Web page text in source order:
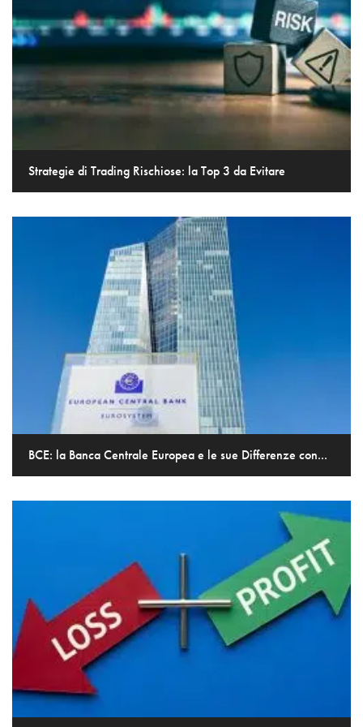
Strategie di Trading Rischiose: la Top 3 da Evitare
BCE: la Banca Centrale Europea e le sue Differenze con...